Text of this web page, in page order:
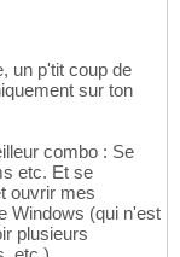
un p'tit coup de
sur ton
combo : Se
etc. Et se
ouvrir mes
Windows (qui n'est
plusieurs